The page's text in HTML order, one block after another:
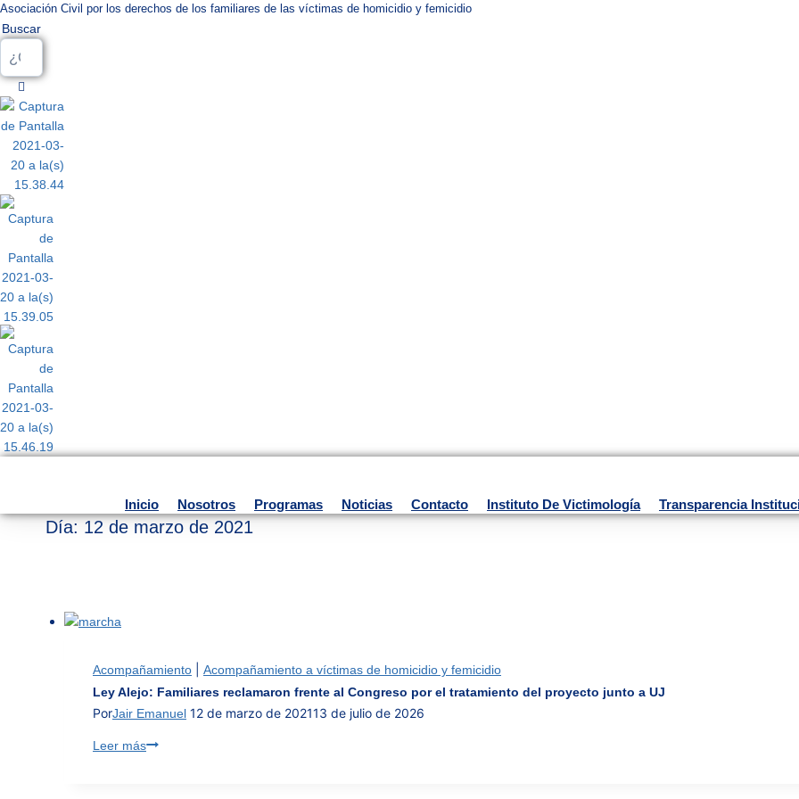
Saltar
al
Asociación Civil por los derechos de los familiares de las víctimas de homicidio y femicidio
Buscar
Inicio Nosotros Programas Noticias Contacto Instituto De Victimología Transparencia
Día: 12 de marzo de 2021
Acompañamiento
Acompañamiento a víctimas de homicidio y femicidio
Ley Alejo: Familiares reclamaron frente al Congreso por el tratamiento del proyecto junto a UJ
PorJair Emanuel 12 de marzo de 202113 de julio de 2026
Leer másLey